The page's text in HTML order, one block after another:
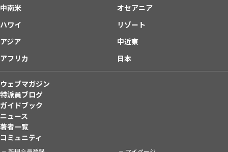
中南米
オセアニア
ハワイ
リゾート
アジア
中近東
アフリカ
日本
ウェブマガジン
特派員ブログ
ガイドブック
ニュース
著者一覧
コミュニティ